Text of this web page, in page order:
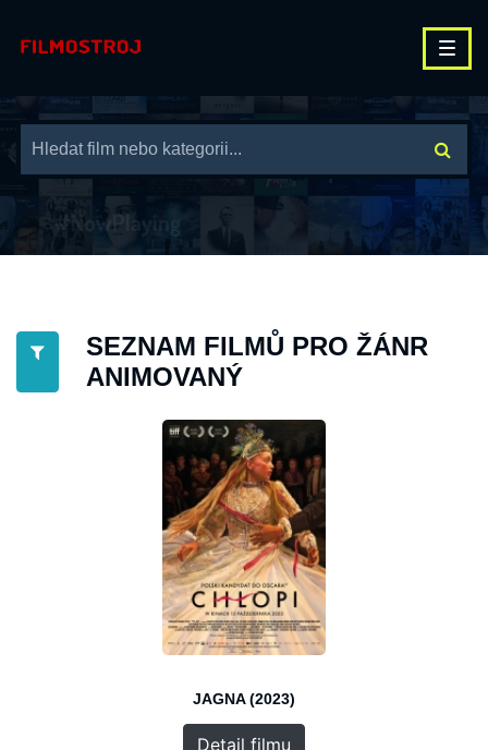
SEZNAM FILMŮ PRO ŽÁNR
ANIMOVANÝ
JAGNA (2023)
Detail filmu